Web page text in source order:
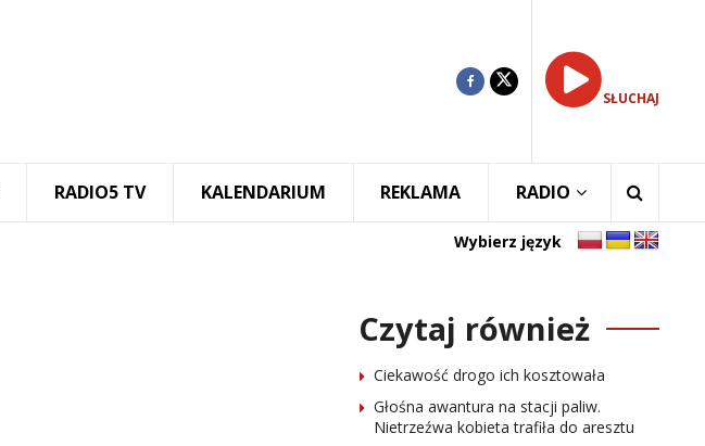
SŁUCHAJ
RADIO5 TV KALENDARIUM REKLAMA RADIO
Wybierz język
Czytaj również
Ciekawość drogo ich kosztowała
Głośna awantura na stacji paliw.
Nietrzeźwa kobieta trafiła do aresztu